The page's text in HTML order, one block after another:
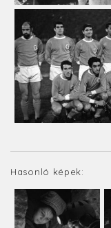
Hasonló képek: